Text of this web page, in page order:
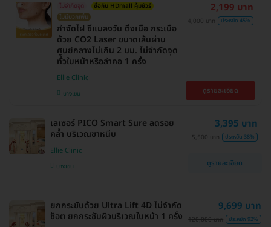
ไม่จำกัดจุด
ซื้อกับ HDmall คุ้มชัวร์
ไม่มีบวกเพิ่ม
กำจัดไฝ ขี้แมลงวัน ติ่งเนื้อ กระเนื้อ
ด้วย CO2 Laser ขนาดเส้นผ่าน
ศูนย์กลางไม่เกิน 2 มม. ไม่จำกัดจุด
ทั่วใบหน้าหรือลำคอ 1 ครั้ง
Ellie Clinic
บางเขน
2,199 บาท
4,000 บาท ประหยัด 45%
ดูรายละเอียด
เลเซอร์ PICO Smart Sure ลดรอย
คล้ำ บริเวณขาหนีบ
Ellie Clinic
บางเขน
3,395 บาท
5,500 บาท ประหยัด 38%
ดูรายละเอียด
ยกกระชับด้วย Ultra Lift 4D ไม่จำกัด
ช็อต ยกกระชับผิวบริเวณใบหน้า 1 ครั้ง
9,699 บาท
120,000 บาท ประหยัด 92%